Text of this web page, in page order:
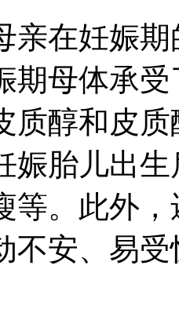
在妊娠期
期母体承
质醇和皮
娠胎儿出
等。此外
不安、易